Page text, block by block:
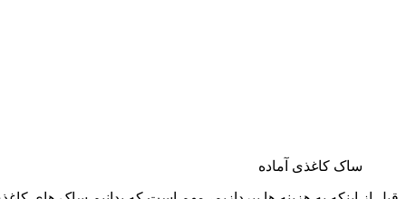
ساک کاغذی آماده